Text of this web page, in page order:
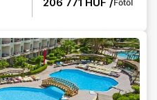
Főtől